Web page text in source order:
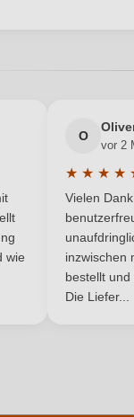
5 Sternen
wie
O
vor 2
★ ★ ★ ★
Vielen
inzwischen
bestellt und
Die Liefer...